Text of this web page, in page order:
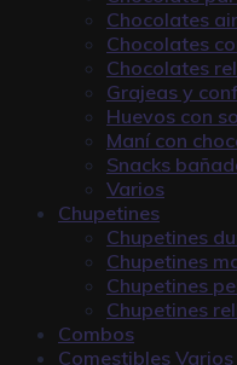
Chocolates
Chocolates
Chocolates
Grajeas y
Huevos con
Maní con
Snacks
Varios
Chupetines
Chupetines
Chupetines
Chupetines
Chupetines
Combos
Comestibles Varios